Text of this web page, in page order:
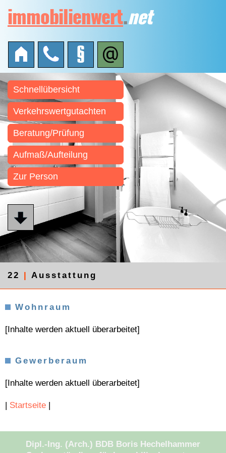
immobilienwert.net
Schnellübersicht
Verkehrswertgutachten
Beratung/Prüfung
Aufmaß/Aufteilung
Zur Person
22 | Ausstattung
Wohnraum
[Inhalte werden aktuell überarbeitet]
Gewerberaum
[Inhalte werden aktuell überarbeitet]
| Startseite |
Dipl.-Ing. (Arch.) BDB Boris Hechelhammer